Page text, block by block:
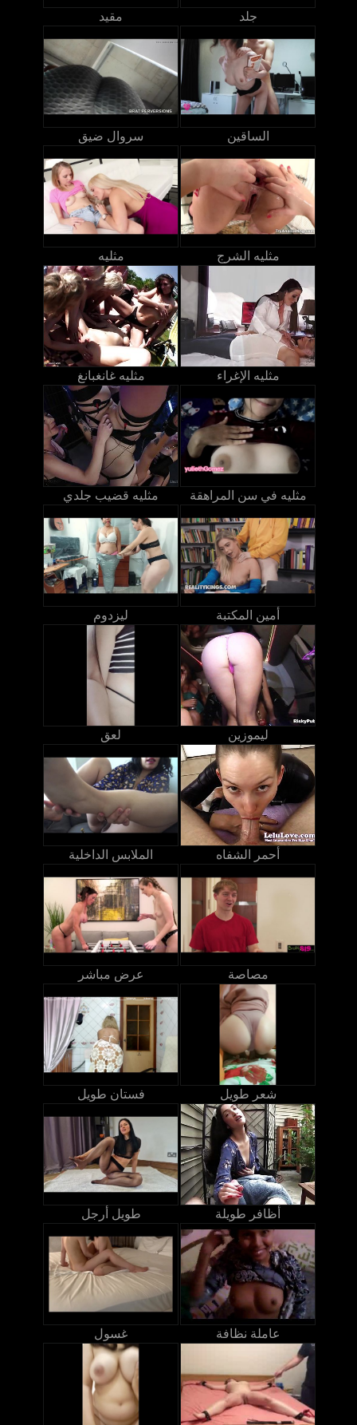
مقيد جلد
سروال ضيق الساقين
مثليه مثليه الشرج
مثليه غانغبانغ مثليه الإغراء
مثليه قضيب جلدي مثليه في سن المراهقة
ليزدوم أمين المكتبة
لعق ليموزين
الملابس الداخلية أحمر الشفاه
عرض مباشر مصاصة
فستان طويل شعر طويل
طويل أرجل أظافر طويلة
غسول عاملة نظافة